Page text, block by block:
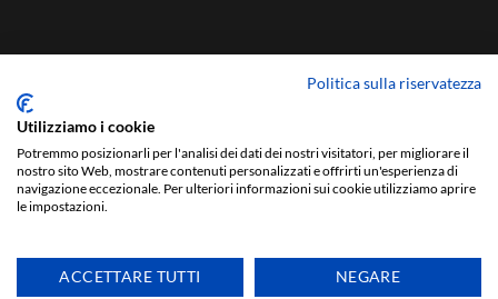
Politica sulla riservatezza
Utilizziamo i cookie
Potremmo posizionarli per l'analisi dei dati dei nostri visitatori, per migliorare il
nostro sito Web, mostrare contenuti personalizzati e offrirti un'esperienza di
navigazione eccezionale. Per ulteriori informazioni sui cookie utilizziamo aprire
le impostazioni.
ACCETTARE TUTTI NEGARE